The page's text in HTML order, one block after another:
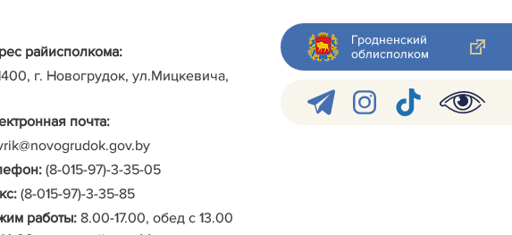
райисполкома:
г. Новогрудок, ул.Мицкевича,
почта:
(8-015-97)-3-35-05
(8-015-97)-3-35-85
работы: 8.00-17.00, обед с 13.00
Гродненский
облисполком